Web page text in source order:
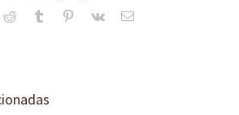
Reddit Tumblr Pinterest
Vk
E-